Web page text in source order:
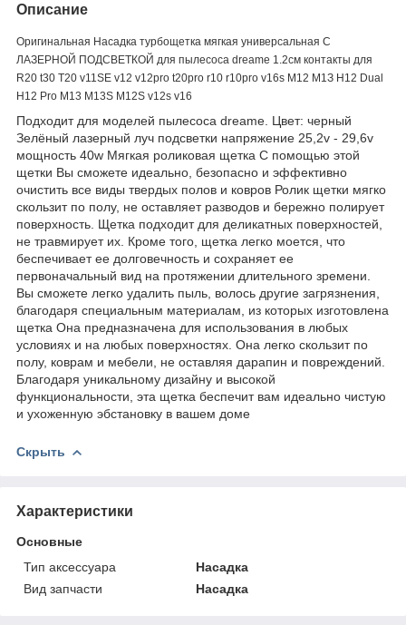
Описание
Оригинальная Насадка турбощетка мягкая универсальная С
ЛАЗЕРНОЙ ПОДСВЕТКОЙ для пылесоса dreame 1.2см контакты для
R20 t30 T20 v11SE v12 v12pro t20pro r10 r10pro v16s М12 М1З Н12 Dual
Н12 Pro M13 M13S M12S v12s v16
Подходит для моделей пылесоса dreame. Цвет: черный
Зелёный лазерный луч подсветки напряжение 25,2v - 29,6v
мощность 40w Мягкая роликовая щетка С помощью этой
щетки Вы сможете идеально, безопасно и эффективно
очистить все виды твердых полов и ковров Ролик щетки мягко
скользит по полу, не оставляет разводов и бережно полирует
поверхность. Щетка подходит для деликатных поверхностей,
не травмирует их. Кроме того, щетка легко моется, что
беспечивает ее долговечность и сохраняет ее
первоначальный вид на протяжении длительного зремени.
Вы сможете легко удалить пыль, волось другие загрязнения,
благодаря специальным материалам, из которых изготовлена
щетка Она предназначена для использования в любых
условиях и на любых поверхностях. Она легко скользит по
полу, коврам и мебели, не оставляя дарапин и повреждений.
Благодаря уникальному дизайну и высокой
функциональности, эта щетка беспечит вам идеально чистую
и ухоженную эбстановку в вашем доме
Скрыть
Характеристики
Основные
Тип аксессуара
Насадка
Вид запчасти
Насадка